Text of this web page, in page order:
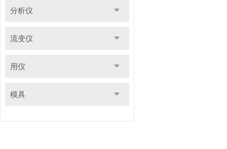
分析仪
流变仪
用仪
模具